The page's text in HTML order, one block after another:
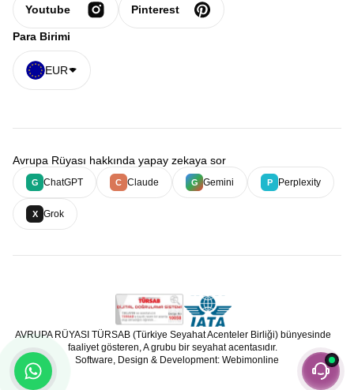
Youtube Pinterest
Para Birimi
EUR
Avrupa Rüyası hakkında yapay zekaya sor
G ChatGPT C Claude G Gemini P Perplexity
X Grok
AVRUPA RÜYASI TÜRSAB (Türkiye Seyahat Acenteler Birliği) bünyesinde
faaliyet gösteren, A grubu bir seyahat acentasıdır.
Software, Design & Development: Webimonline